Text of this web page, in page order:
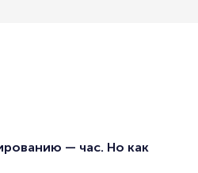
— час. Но как